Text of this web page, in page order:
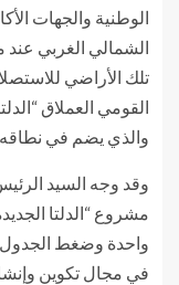
الوطنية والجهات
الشمالي الغربي عند
تلك الأراضي
القومي العملاق
والذي يضم في
وقد وجه السيد
مشروع “الدلتا
واحدة وضغط الجدول
في مجال تكوين